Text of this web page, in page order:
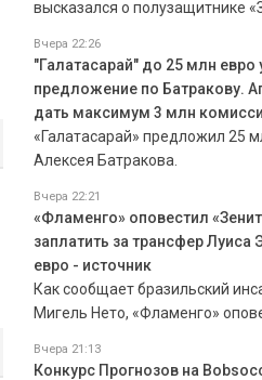
высказался о полузащитнике
Вчера 22:26
"Галатасарай" до 25 млн евро
предложение по Батракову.
дать максимум 3 млн
«Галатасарай» предложил 25
Алексея Батракова.
Вчера 22:21
«Фламенго» оповестил
заплатить за трансфер Луиса
евро - источник
Как сообщает бразильский
Мигель Нето, «Фламенго»
Вчера 21:13
Конкурс Прогнозов на